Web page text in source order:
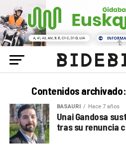
Contenidos
BASAURI Hace 7 años
Unai Gandosa
tras su renuncia